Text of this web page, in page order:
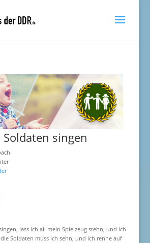
singen
lass ich all mein Spielzeug stehn, und ich
Soldaten muss ich sehn, und ich renne auf